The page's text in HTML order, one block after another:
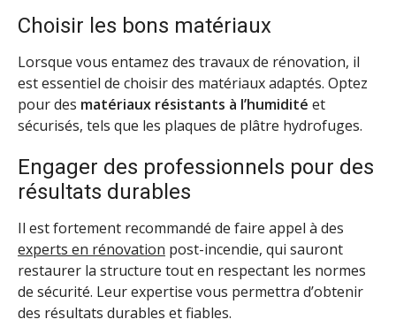
Choisir les bons matériaux
Lorsque vous entamez des travaux de rénovation, il
est essentiel de choisir des matériaux adaptés. Optez
pour des matériaux résistants à l’humidité et
sécurisés, tels que les plaques de plâtre hydrofuges.
Engager des professionnels pour des
résultats durables
Il est fortement recommandé de faire appel à des
experts en rénovation post-incendie, qui sauront
restaurer la structure tout en respectant les normes
de sécurité. Leur expertise vous permettra d’obtenir
des résultats durables et fiables.